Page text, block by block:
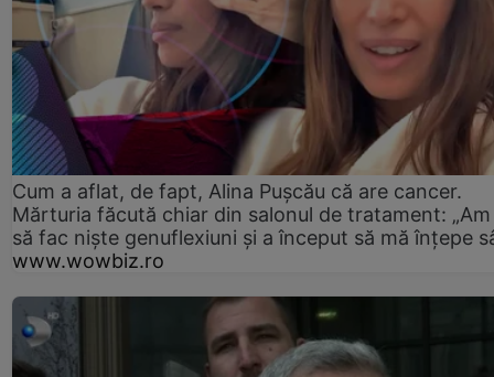
Cum a aflat, de fapt, Alina Pușcău că are cancer.
Mărturia făcută chiar din salonul de tratament:
să fac niște genuflexiuni și a început să mă înțepe
www.wowbiz.ro